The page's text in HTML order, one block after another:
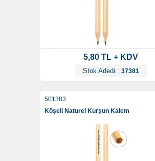
5,80 TL + KDV
Stok Adedi : 37381
501383
Köşeli Naturel Kurşun Kalem